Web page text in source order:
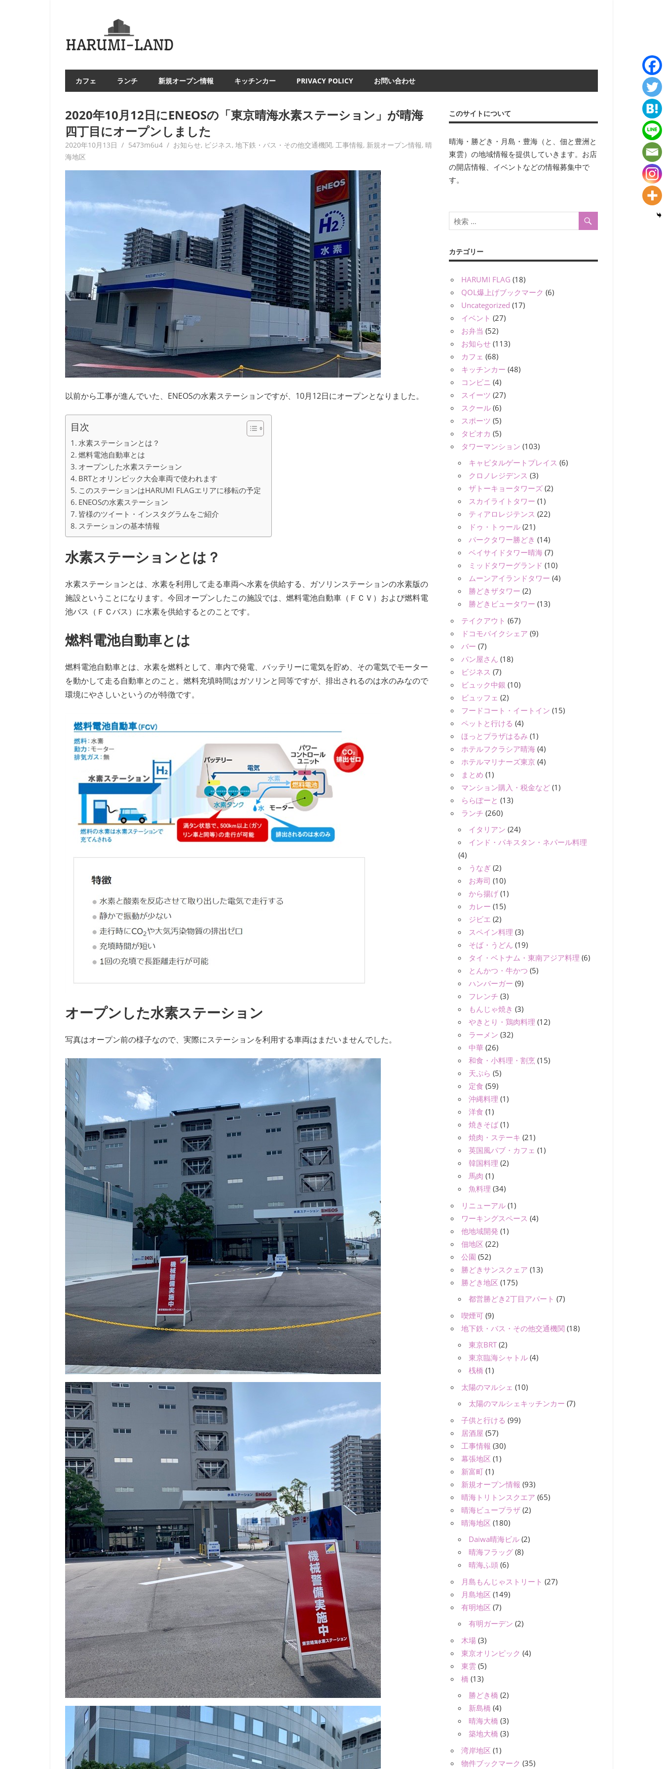
カフェ ランチ 新規オープン情報 キッチンカー PRIVACY POLICY お問い合わせ
2020年10月12日にENEOSの「東京晴海水素ステーション」が晴海
四丁目にオープンしました
2020年10月13日 5473m6u4 お知らせ, ビジネス,地下鉄・バス・その他交通機関,工事情報, 新規オープン情報,晴
海地区
以前から工事が進んでいた、ENEOSの水素ステーションですが、10月12日にオープンとなりました。
目次
水素ステーションとは？
燃料電池自動車とは
オープンした水素ステーション
BRTとオリンピック大会車両で使われます
このステーションはHARUMI FLAGエリアに移転の予定
ENEOSの水素ステーション
皆様のツイート・インスタグラムをご紹介
ステーションの基本情報
水素ステーションとは？
水素ステーションとは、水素を利用して走る車両へ水素を供給する、ガソリンステーションの水素版の
施設ということになります。今回オープンしたこの施設では、燃料電池自動車（ＦＣＶ）および燃料電
池バス（ＦＣバス）に水素を供給するとのことです。
燃料電池自動車とは
燃料電池自動車とは、水素を燃料として、車内で発電、バッテリーに電気を貯め、その電気でモーター
を動かして走る自動車とのこと。燃料充填時間はガソリンと同等ですが、排出されるのは水のみなので
環境にやさしいというのが特徴です。
オープンした水素ステーション
写真はオープン前の様子なので、実際にステーションを利用する車両はまだいませんでした。
このサイトについて
晴海・勝どき・月島・豊海（と、佃と豊洲と
東雲）の地域情報を提供していきます。お店
の開店情報、イベントなどの情報募集中で
す。
カテゴリー
HARUMI FLAG (18)
QOL爆上げブックマーク (6)
Uncategorized (17)
イベント (27)
お弁当 (52)
お知らせ (113)
カフェ (68)
キッチンカー (48)
コンビニ (4)
スイーツ (27)
スクール (6)
スポーツ (5)
タピオカ (5)
タワーマンション (103)
キャピタルゲートプレイス (6)
クロノレジデンス (3)
ザトーキョータワーズ (2)
スカイライトタワー (1)
ティアロレジテンス (22)
ドゥ・トゥール (21)
パークタワー勝どき (14)
ベイサイドタワー晴海 (7)
ミッドタワーグランド (10)
ムーンアイランドタワー (4)
勝どきザタワー (2)
勝どきビュータワー (13)
テイクアウト (67)
ドコモバイクシェア (9)
バー (7)
パン屋さん (18)
ビジネス (7)
ビュック中銀 (10)
ビュッフェ (2)
フードコート・イートイン (15)
ペットと行ける (4)
ほっとプラザはるみ (1)
ホテルフクラシア晴海 (4)
ホテルマリナーズ東京 (4)
まとめ (1)
マンション購入・税金など (1)
ららぽーと (13)
ランチ (260)
イタリアン (24)
インド・パキスタン・ネパール料理
(4)
うなぎ (2)
お寿司 (10)
から揚げ (1)
カレー (15)
ジビエ (2)
スペイン料理 (3)
そば・うどん (19)
タイ・ベトナム・東南アジア料理 (6)
とんかつ・牛かつ (5)
ハンバーガー (9)
フレンチ (3)
もんじゃ焼き (3)
やきとり・鶏肉料理 (12)
ラーメン (32)
中華 (26)
和食・小料理・割烹 (15)
天ぷら (5)
定食 (59)
沖縄料理 (1)
洋食 (1)
焼きそば (1)
焼肉・ステーキ (21)
英国風パブ・カフェ (1)
韓国料理 (2)
馬肉 (1)
魚料理 (34)
リニューアル (1)
ワーキングスペース (4)
他地域開発 (1)
佃地区 (22)
公園 (52)
勝どきサンスクェア (13)
勝どき地区 (175)
都営勝どき2丁目アパート (7)
喫煙可 (9)
地下鉄・バス・その他交通機関 (18)
東京BRT (2)
東京臨海シャトル (4)
桟橋 (1)
太陽のマルシェ (10)
太陽のマルシェキッチンカー (7)
子供と行ける (99)
居酒屋 (57)
工事情報 (30)
幕張地区 (1)
新富町 (1)
新規オープン情報 (93)
晴海トリトンスクエア (65)
晴海ビュープラザ (2)
晴海地区 (180)
Daiwa晴海ビル (2)
晴海フラッグ (8)
晴海ふ頭 (6)
月島もんじゃストリート (27)
月島地区 (149)
有明地区 (7)
有明ガーデン (2)
木場 (3)
東京オリンピック (4)
東雲 (5)
橋 (13)
勝どき橋 (2)
新島橋 (4)
晴海大橋 (3)
築地大橋 (3)
湾岸地区 (1)
物件ブックマーク (35)